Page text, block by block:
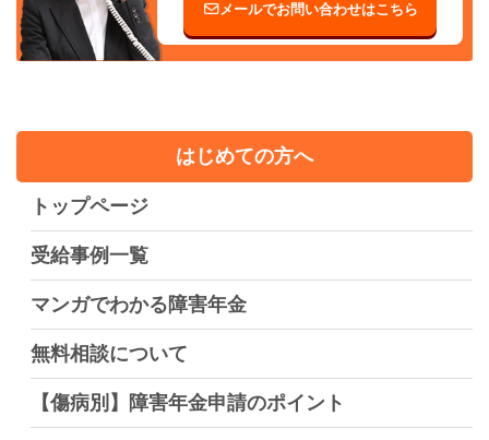
はじめての方へ
トップページ
受給事例一覧
マンガでわかる障害年金
無料相談について
【傷病別】障害年金申請のポイント
メールでお問い合わせはこちら